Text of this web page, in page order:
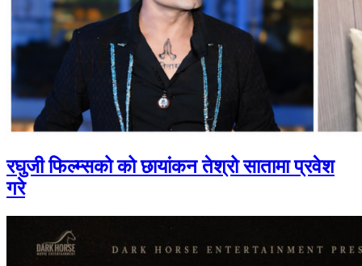
रघुजी फिल्म्सको को छायांकन तेश्रो सातामा प्रवेश
गरे